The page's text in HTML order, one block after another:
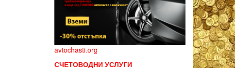
avtochasti.org
СЧЕТОВОДНИ УСЛУГИ